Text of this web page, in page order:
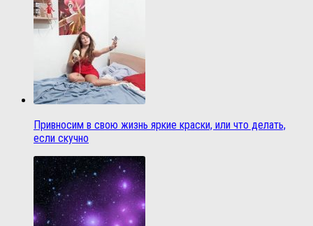
Привносим в свою жизнь яркие краски, или что делать,
если скучно